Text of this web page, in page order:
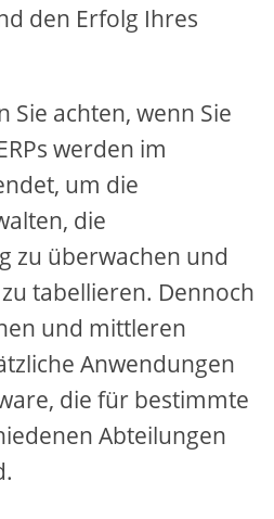
den Erfolg Ihres
Sie achten, wenn Sie
werden im
um die
die
zu überwachen und
tabellieren. Dennoch
und mittleren
Anwendungen
die für bestimmte
Abteilungen